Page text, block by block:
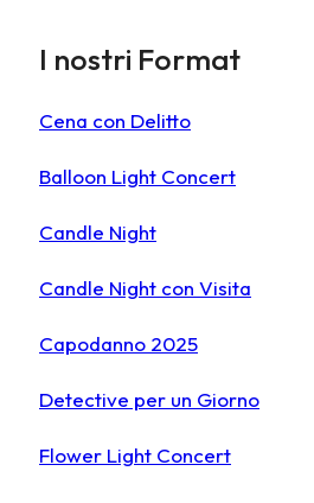
I nostri Format
Cena con Delitto
Balloon Light Concert
Candle Night
Candle Night con Visita
Capodanno 2025
Detective per un Giorno
Flower Light Concert